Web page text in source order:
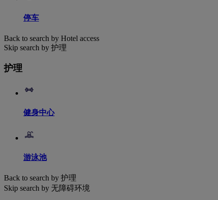
停车
Back to search by Hotel access
Skip search by 护理
护理
健身中心
游泳池
Back to search by 护理
Skip search by 无障碍环境